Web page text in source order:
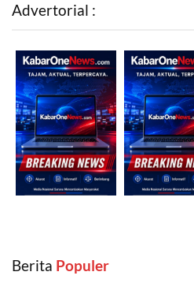
Advertorial :
Berita ‎ Populer